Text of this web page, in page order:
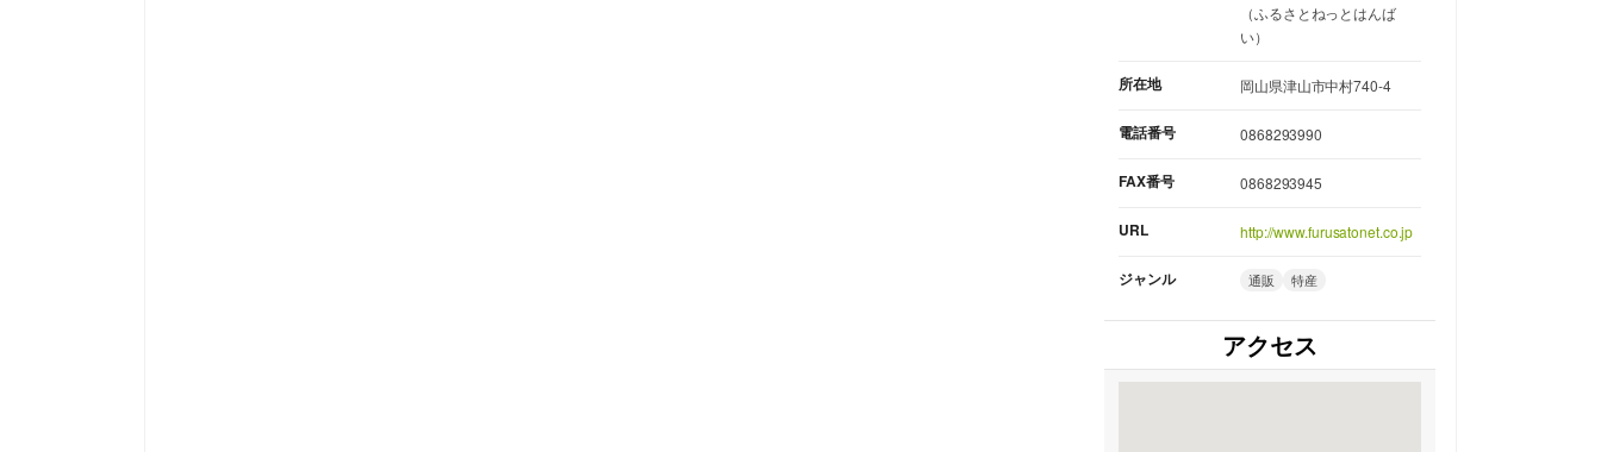
（ふるさとねっとはんば
い）
所在地 岡山県津山市中村740-4
電話番号 0868293990
FAX番号 0868293945
URL http://www.furusatonet.co.jp
ジャンル 通販 特産
アクセス